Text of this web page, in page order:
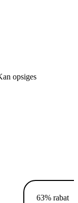
opsiges
63% rabat